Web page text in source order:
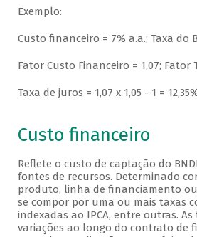
Exemplo:
Custo financeiro = 7% a.a.; Taxa do
Fator Custo Financeiro = 1,07; Fator
Taxa de juros = 1,07 x 1,05 - 1 =
Custo financeiro
Reflete o custo de captação do
fontes de recursos. Determinado
produto, linha de financiamento
se compor por uma ou mais taxas
indexadas ao IPCA, entre outras.
variações ao longo do contrato de